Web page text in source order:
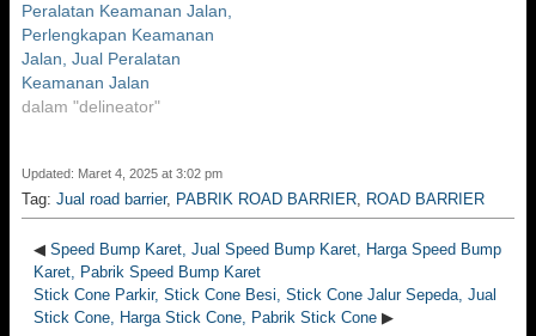
Peralatan Keamanan Jalan,
Perlengkapan Keamanan
Jalan, Jual Peralatan
Keamanan Jalan
dalam "delineator"
Updated: Maret 4, 2025 at 3:02 pm
Tag: Jual road barrier, PABRIK ROAD BARRIER, ROAD BARRIER
◀ Speed Bump Karet, Jual Speed Bump Karet, Harga Speed Bump
Karet, Pabrik Speed Bump Karet
Stick Cone Parkir, Stick Cone Besi, Stick Cone Jalur Sepeda, Jual
Stick Cone, Harga Stick Cone, Pabrik Stick Cone ▶